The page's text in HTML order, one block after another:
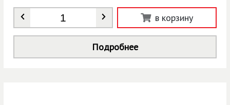
Количество в корзину
Подробнее